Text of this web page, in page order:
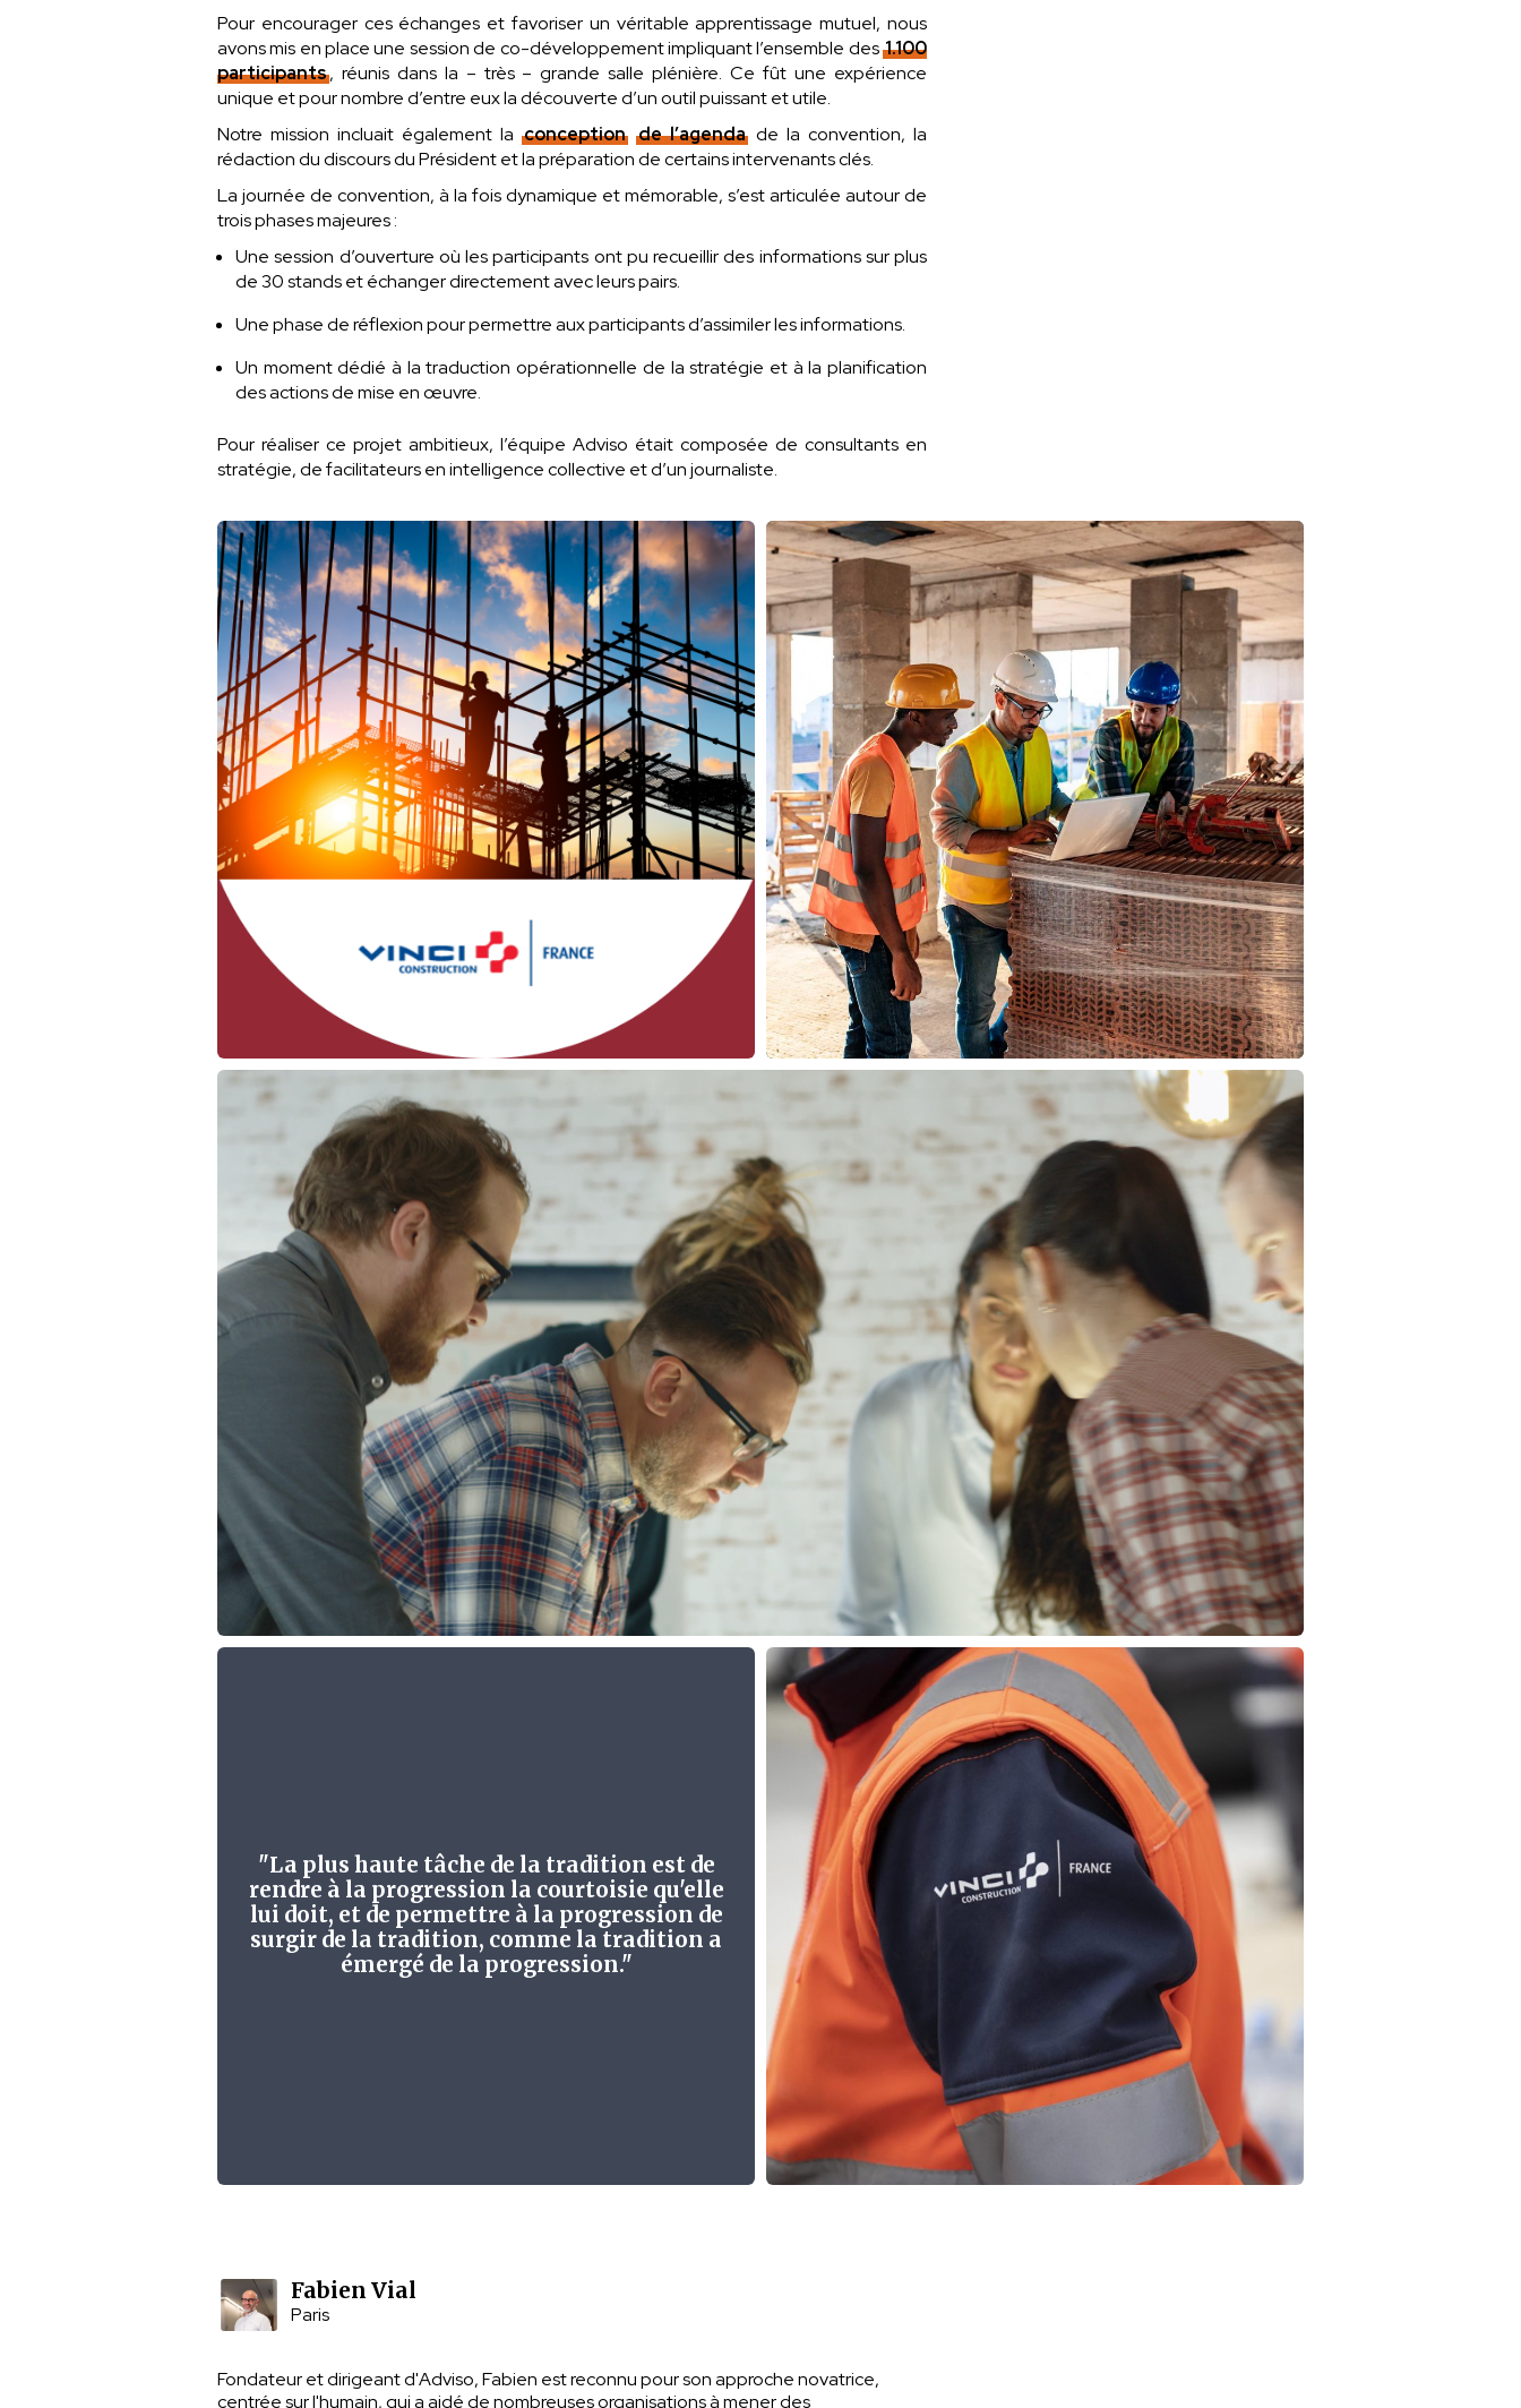
Pour encourager ces échanges et favoriser un véritable apprentissage mutuel, nous
avons mis en place une session de co-développement impliquant l’ensemble des1.100
participants, réunis dans la – très – grande salle plénière. Ce fût une expérience
unique et pour nombre d’entre eux la découverte d’un outil puissant et utile.
Notre mission incluait également laconception de l’agendade la convention, la
rédaction du discours du Président et la préparation de certains intervenants clés.
La journée de convention, à la fois dynamique et mémorable, s’est articulée autour de
trois phases majeures :
Une session d’ouverture où les participants ont pu recueillir des informations sur plus
de 30 stands et échanger directement avec leurs pairs.
Une phase de réflexion pour permettre aux participants d’assimiler les informations.
Un moment dédié à la traduction opérationnelle de la stratégie et à la planification
des actions de mise en œuvre.
Pour réaliser ce projet ambitieux, l’équipe Adviso était composée de consultants en
stratégie, de facilitateurs en intelligence collective et d’un journaliste.
"La plus haute tâche de la tradition est de
rendre à la progression la courtoisie qu'elle
lui doit, et de permettre à la progression de
surgir de la tradition, comme la tradition a
émergé de la progression."
Fabien Vial
Paris
Fondateur et dirigeant d'Adviso, Fabien est reconnu pour son approche novatrice,
centrée sur l'humain, qui a aidé de nombreuses organisations à mener des